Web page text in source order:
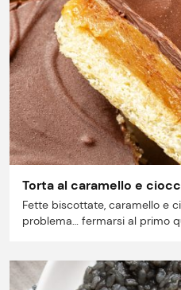
Torta al caramello e
Fette biscottate, caramello e
problema… fermarsi al primo